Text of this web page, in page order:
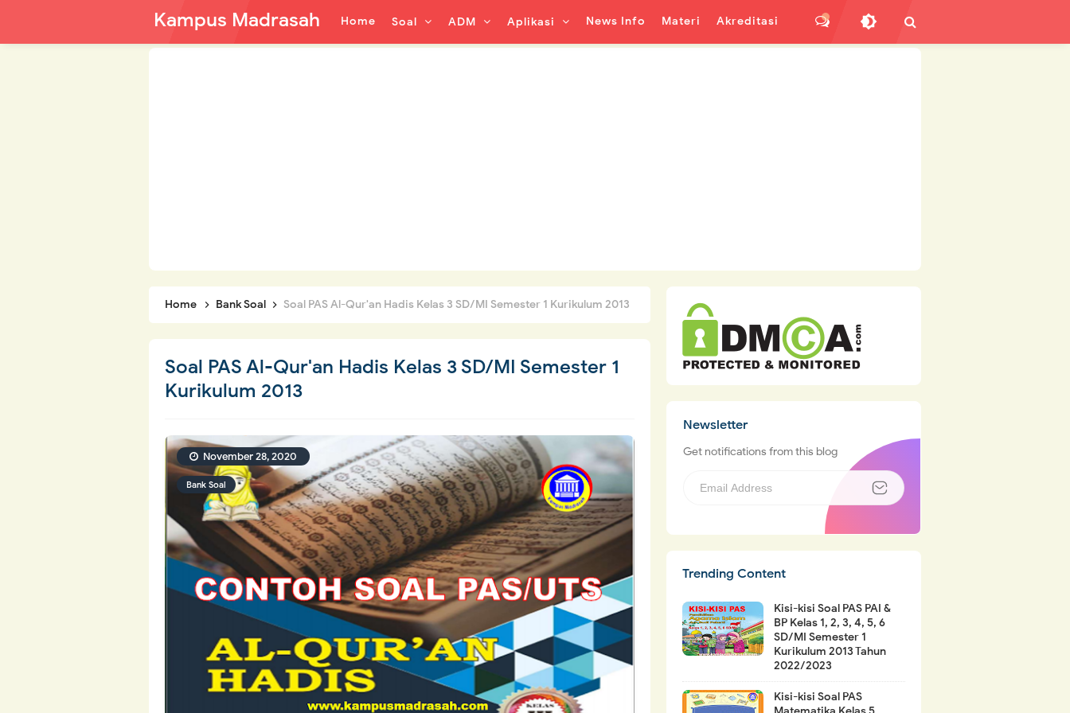
Kampus Madrasah Home Soal ADM Aplikasi News Info Materi Akreditasi
Home Bank Soal Soal PAS Al-Qur'an Hadis Kelas 3 SD/MI Semester 1 Kurikulum 2013
Soal PAS Al-Qur'an Hadis Kelas 3 SD/MI Semester 1
Kurikulum 2013
Bank Soal
November 28, 2020
Newsletter
Get notifications from this blog
Trending Content
Kisi-kisi Soal PAS PAI &
BP Kelas 1, 2, 3, 4, 5, 6
SD/MI Semester 1
Kurikulum 2013 Tahun
2022/2023
Kisi-kisi Soal PAS